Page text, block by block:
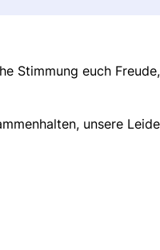
Stimmung euch
unsere